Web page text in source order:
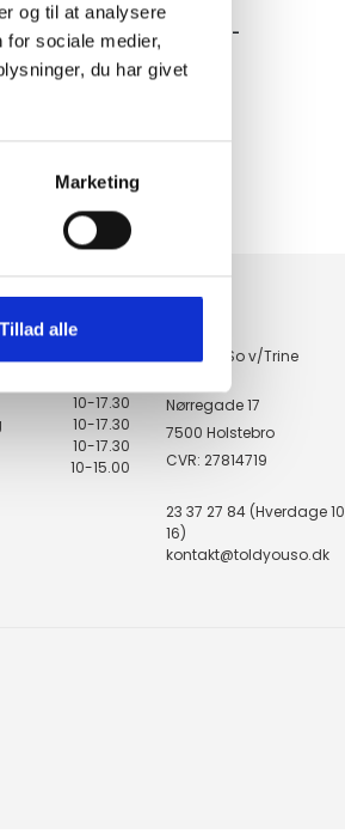
og til at analysere
sociale medier,
du har givet
Marketing
Tillad alle
FRAGT PÅ KØB OVER 300,-
under er fragtprisen 29,-
på 23 37 27 84
DAGES fortrydelsesret
10-17.30
10-17.30
10-17.30
10-17.30
10-15.00
ToldYouSo v/Trine
Nørregade 17
7500 Holstebro
CVR: 27814719
23 37 27 84 (Hverdage
16)
kontakt@toldyouso.dk